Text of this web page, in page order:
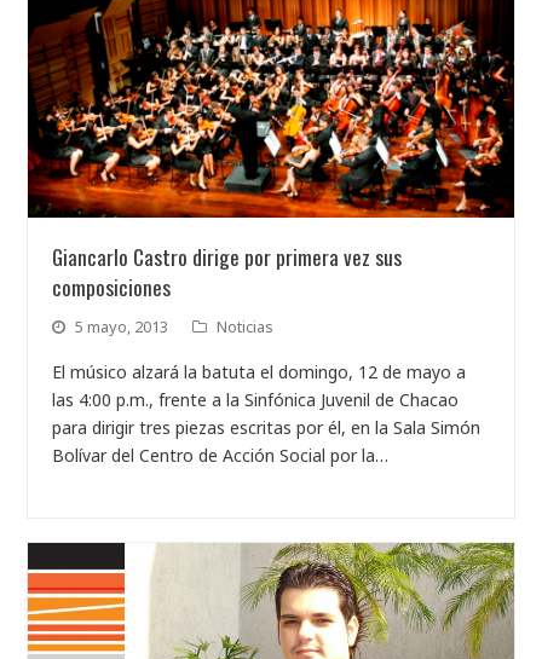
Giancarlo Castro dirige por primera vez sus
composiciones
5 mayo, 2013 Noticias
El músico alzará la batuta el domingo, 12 de mayo a
las 4:00 p.m., frente a la Sinfónica Juvenil de Chacao
para dirigir tres piezas escritas por él, en la Sala Simón
Bolívar del Centro de Acción Social por la…